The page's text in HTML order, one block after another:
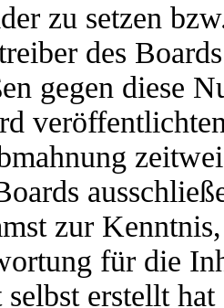
zu setzen
des
gegen diese
zur
für die
selbst erstellt